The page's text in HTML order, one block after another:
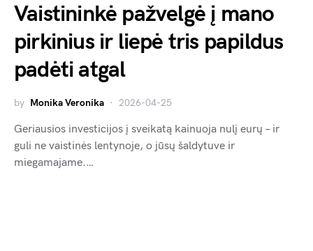
Vaistininkė pažvelgė į mano
pirkinius ir liepė tris papildus
padėti atgal
by Monika Veronika 2026-04-25
Geriausios investicijos į sveikatą kainuoja nulį eurų – ir
guli ne vaistinės lentynoje, o jūsų šaldytuve ir
miegamajame.…